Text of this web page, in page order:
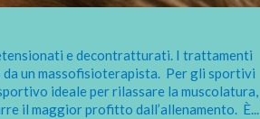
e decontratturati. I trattamenti
un massofisioterapista. Per gli sportivi
ideale per rilassare la muscolatura,
il maggior profitto dall’allenamento. È...